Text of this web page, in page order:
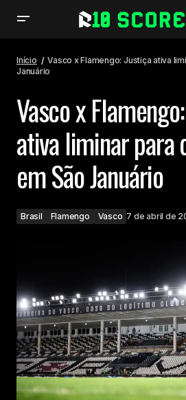
Início
Vasco x Flamengo: Justiça ativa
Januário
Vasco x
ativa liminar para
em São Januário
Brasil Flamengo Vasco 7 de abril de